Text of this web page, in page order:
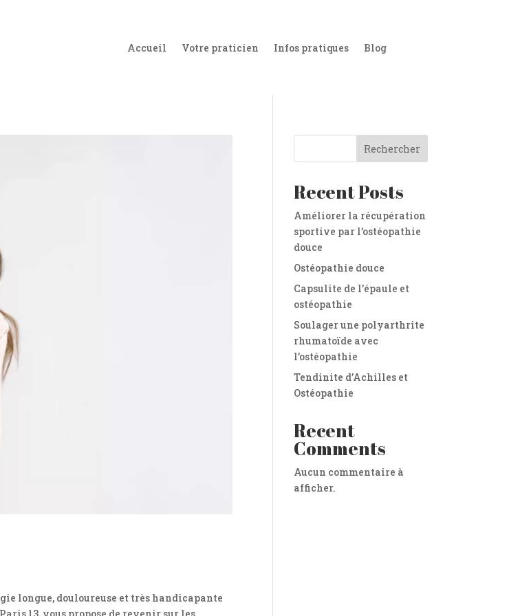
Accueil Votre praticien Infos pratiques Blog
longue, douloureuse et très handicapante
Rechercher
Recent Posts
Améliorer la récupération
sportive par l’ostéopathie
douce
Ostéopathie douce
Capsulite de l’épaule et
ostéopathie
Soulager une polyarthrite
rhumatoïde avec
l’ostéopathie
Tendinite d’Achilles et
Ostéopathie
Recent
Comments
Aucun commentaire à
afficher.